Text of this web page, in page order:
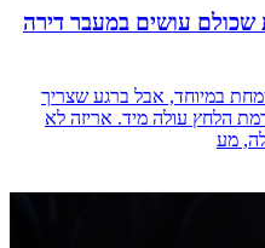
המלא: 7 טעויות שכולם עושים במעבר דירה
במיוחד, אבל ברגע שצריך
הלחץ עולה מיד. אריזה לא
מע